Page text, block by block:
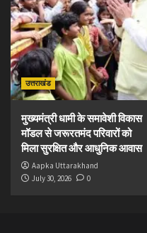
उत्तराखंड
मुख्यमंत्री धामी के समावेशी विकास
मॉडल से जरूरतमंद परिवारों को
मिला सुरक्षित और आधुनिक आवास
Aapka Uttarakhand
July 30, 2026
0